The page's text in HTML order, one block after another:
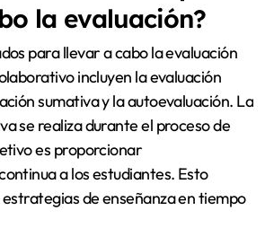
la evaluación?
para llevar a cabo la evaluación
incluyen la evaluación
sumativa y la autoevaluación. La
se realiza durante el proceso de
es proporcionar
a los estudiantes. Esto
de enseñanza en tiempo